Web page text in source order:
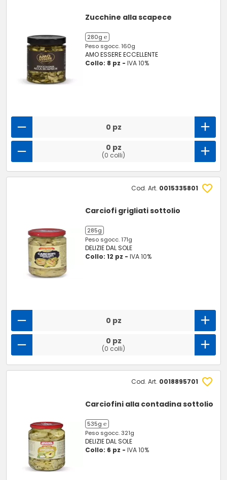
Zucchine alla scapece
280g ℮
Peso sgocc. 160g
AMO ESSERE ECCELLENTE
Collo: 8 pz -IVA 10%
0 pz
0 pz
(0 colli)
Cod. Art. 0015335801
Carciofi grigliati sottolio
285g
Peso sgocc. 171g
DELIZIE DAL SOLE
Collo: 12 pz -IVA 10%
0 pz
0 pz
(0 colli)
Cod. Art. 0018895701
Carciofini alla contadina sottolio
535g ℮
Peso sgocc. 321g
DELIZIE DAL SOLE
Collo: 6 pz -IVA 10%